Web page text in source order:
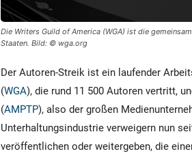
Die Writers Guild of America (WGA) ist die
Staaten. Bild: © wga.org
Der Autoren-Streik ist ein laufender
(WGA), die rund 11 500 Autoren vertritt,
(AMPTP), also der großen
Unterhaltungsindustrie verweigern nun
veröffentlichen oder weitergeben, die